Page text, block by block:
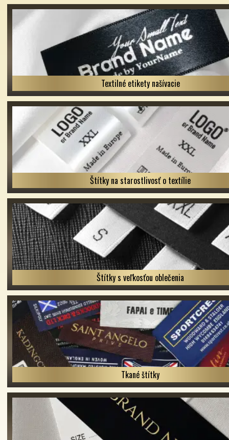
Textilné etikety našívacie
Štítky na starostlivosť o textílie
Štítky s veľkosťou oblečenia
Tkané štítky